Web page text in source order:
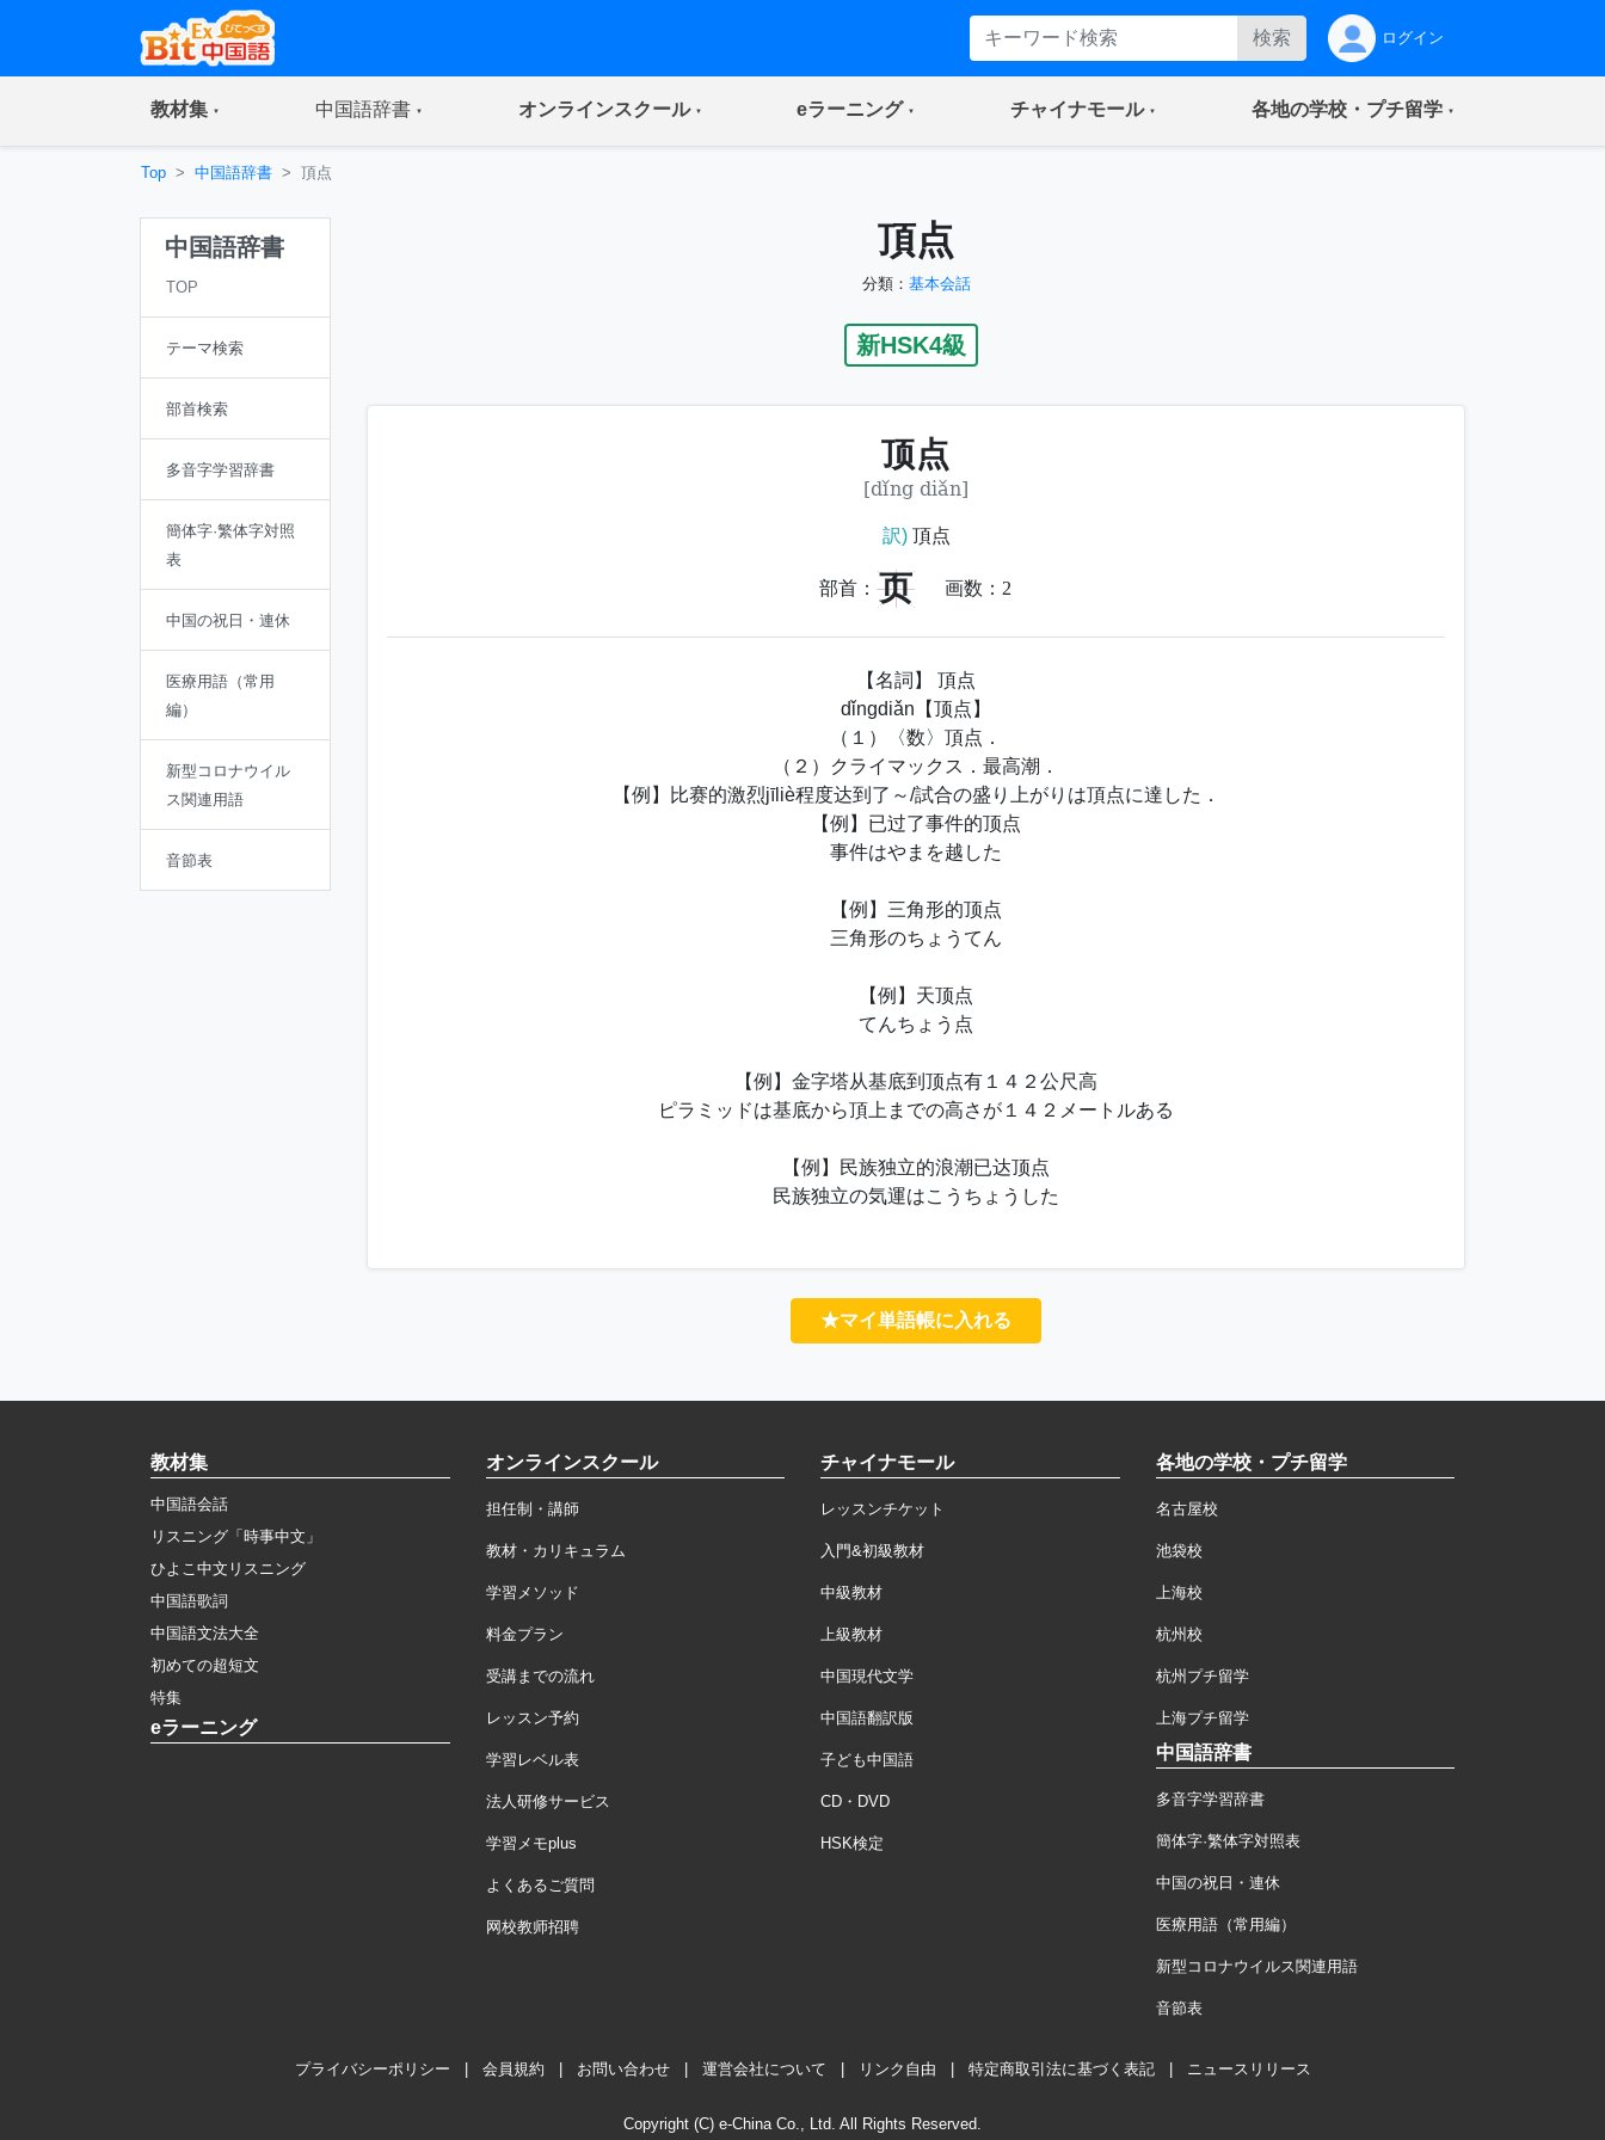
検索 ログイン
教材集(current) 中国語辞書(current) オンラインスクール(current) eラーニング(current) チャイナモール(current) 各地の学校・プチ留学(current)
Top 中国語辞書 頂点
中国語辞書
TOP
テーマ検索
部首検索
多音字学習辞書
簡体字·繁体字対照
表
中国の祝日・連休
医療用語（常用
編）
新型コロナウイル
ス関連用語
音節表
頂点
分類： 基本会話
新HSK4級
顶点
[dǐng diǎn]
訳)頂点
部首： 页 画数： 2
【名詞】 頂点
dǐngdiǎn【顶点】
（１）〈数〉頂点．
（２）クライマックス．最高潮．
【例】比赛的激烈jīliè程度达到了～/試合の盛り上がりは頂点に達した．
【例】已过了事件的顶点
事件はやまを越した
【例】三角形的顶点
三角形のちょうてん
【例】天顶点
てんちょう点
【例】金字塔从基底到顶点有１４２公尺高
ピラミッドは基底から頂上までの高さが１４２メートルある
【例】民族独立的浪潮已达顶点
民族独立の気運はこうちょうした
★マイ単語帳に入れる
教材集
中国語会話
リスニング「時事中文」
ひよこ中文リスニング
中国語歌詞
中国語文法大全
初めての超短文
特集
eラーニング
オンラインスクール
担任制・講師
教材・カリキュラム
学習メソッド
料金プラン
受講までの流れ
レッスン予約
学習レベル表
法人研修サービス
学習メモplus
よくあるご質問
网校教师招聘
チャイナモール
レッスンチケット
入門&初級教材
中級教材
上級教材
中国現代文学
中国語翻訳版
子ども中国語
CD・DVD
HSK検定
各地の学校・プチ留学
名古屋校
池袋校
上海校
杭州校
杭州プチ留学
上海プチ留学
中国語辞書
多音字学習辞書
簡体字·繁体字対照表
中国の祝日・連休
医療用語（常用編）
新型コロナウイルス関連用語
音節表
プライバシーポリシー 会員規約 お問い合わせ 運営会社について リンク自由 特定商取引法に基づく表記 ニュースリリース
Copyright (C) e-China Co., Ltd. All Rights Reserved.